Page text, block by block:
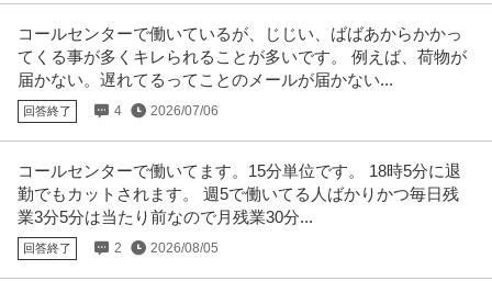
コールセンターで働いているが、じじい、ばばあからかかっ
てくる事が多くキレられることが多いです。 例えば、荷物が
届かない。遅れてるってことのメールが届かない...
回答終了 4 2026/07/06
コールセンターで働いてます。15分単位です。 18時5分に退
勤でもカットされます。 週5で働いてる人ばかりかつ毎日残
業3分5分は当たり前なので月残業30分...
回答終了 2 2026/08/05